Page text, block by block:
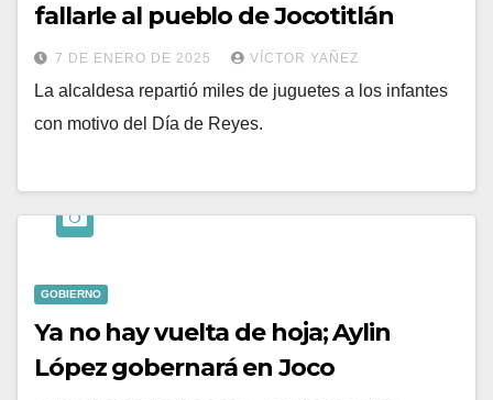
fallarle al pueblo de Jocotitlán
7 DE ENERO DE 2025 VÍCTOR YAÑEZ
La alcaldesa repartió miles de juguetes a los infantes
con motivo del Día de Reyes.
GOBIERNO
Ya no hay vuelta de hoja; Aylin
López gobernará en Joco